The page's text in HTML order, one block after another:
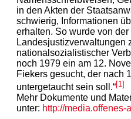
in den Akten der
schwierig, Informationen
erhalten. So wurde von
Landesjustizverwaltungen
nationalsozialistischer
noch 1979 ein am 12.
Fiekers gesucht, der nach
untergetaucht sein soll.“[1]
Mehr Dokumente und
unter: http://media.offenes-